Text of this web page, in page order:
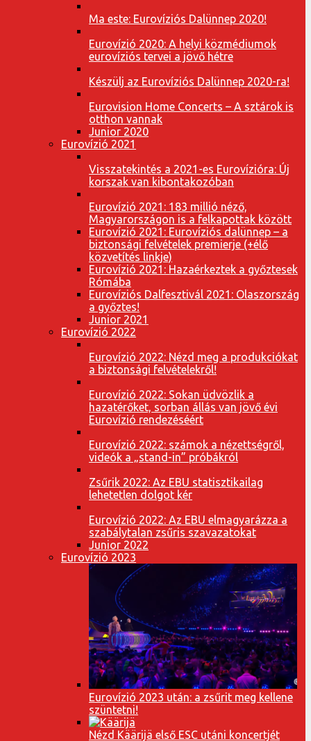
Ma este: Eurovíziós Dalünnep 2020!
Eurovízió 2020: A helyi közmédiumok
eurovíziós tervei a jövő hétre
Készülj az Eurovíziós Dalünnep 2020-ra!
Eurovision Home Concerts – A sztárok is
otthon vannak
Junior 2020
Eurovízió 2021
Visszatekintés a 2021-es Eurovízióra: Új
korszak van kibontakozóban
Eurovízió 2021: 183 millió néző,
Magyarországon is a felkapottak között
Eurovízió 2021: Eurovíziós dalünnep – a
biztonsági felvételek premierje (+élő
közvetítés linkje)
Eurovízió 2021: Hazaérkeztek a győztesek
Rómába
Eurovíziós Dalfesztivál 2021: Olaszország
a győztes!
Junior 2021
Eurovízió 2022
Eurovízió 2022: Nézd meg a produkciókat
a biztonsági felvételekről!
Eurovízió 2022: Sokan üdvözlik a
hazatérőket, sorban állás van jövő évi
Eurovízió rendezéséért
Eurovízió 2022: számok a nézettségről,
videók a „stand-in” próbákról
Zsűrik 2022: Az EBU statisztikailag
lehetetlen dolgot kér
Eurovízió 2022: Az EBU elmagyarázza a
szabálytalan zsűris szavazatokat
Junior 2022
Eurovízió 2023
Eurovízió 2023 után: a zsűrit meg kellene
szüntetni!
Nézd Käärijä első ESC utáni koncertjét